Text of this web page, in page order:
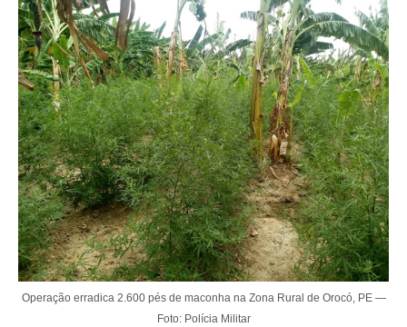
Operação erradica 2.600 pés de maconha na Zona Rural de Orocó, PE —
Foto: Polícia Militar